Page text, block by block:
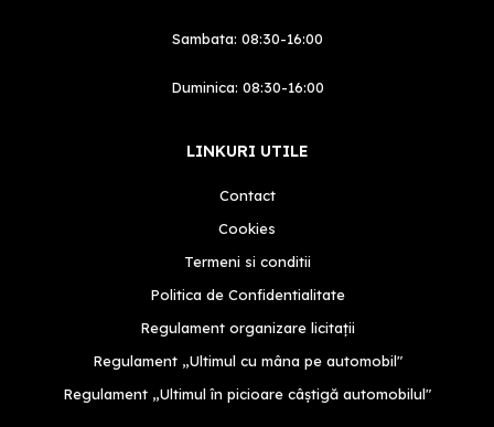
Sambata: 08:30-16:00
Duminica: 08:30-16:00
LINKURI UTILE
Contact
Cookies
Termeni si conditii
Politica de Confidentialitate
Regulament organizare licitații
Regulament „Ultimul cu mâna pe automobil"
Regulament „Ultimul în picioare câștigă automobilul"